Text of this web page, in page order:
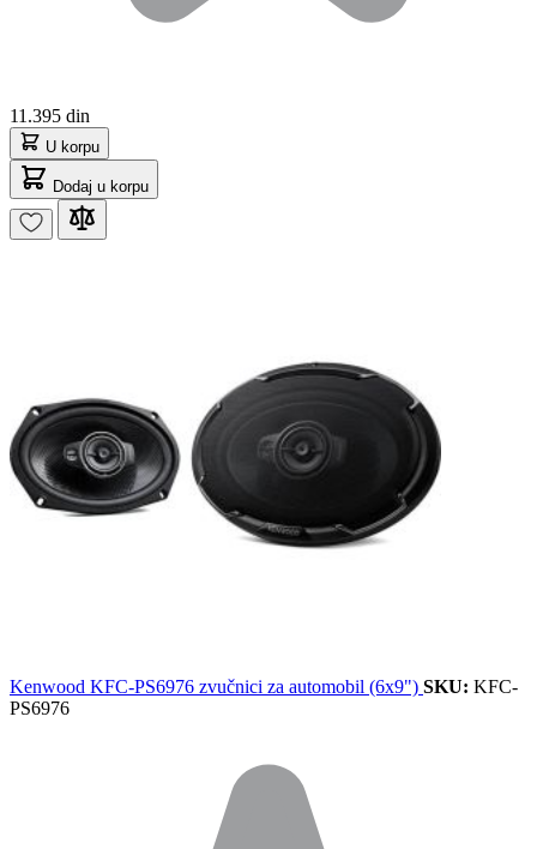
11.395 din
U korpu
Dodaj u korpu
Kenwood KFC-PS6976 zvučnici za automobil (6x9") SKU: KFC-
PS6976